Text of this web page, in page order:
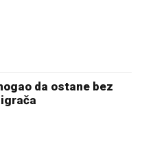
da ostane bez